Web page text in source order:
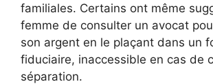
familiales. Certains ont même
femme de consulter un avocat
son argent en le plaçant dans un
fiduciaire, inaccessible en cas de
séparation.